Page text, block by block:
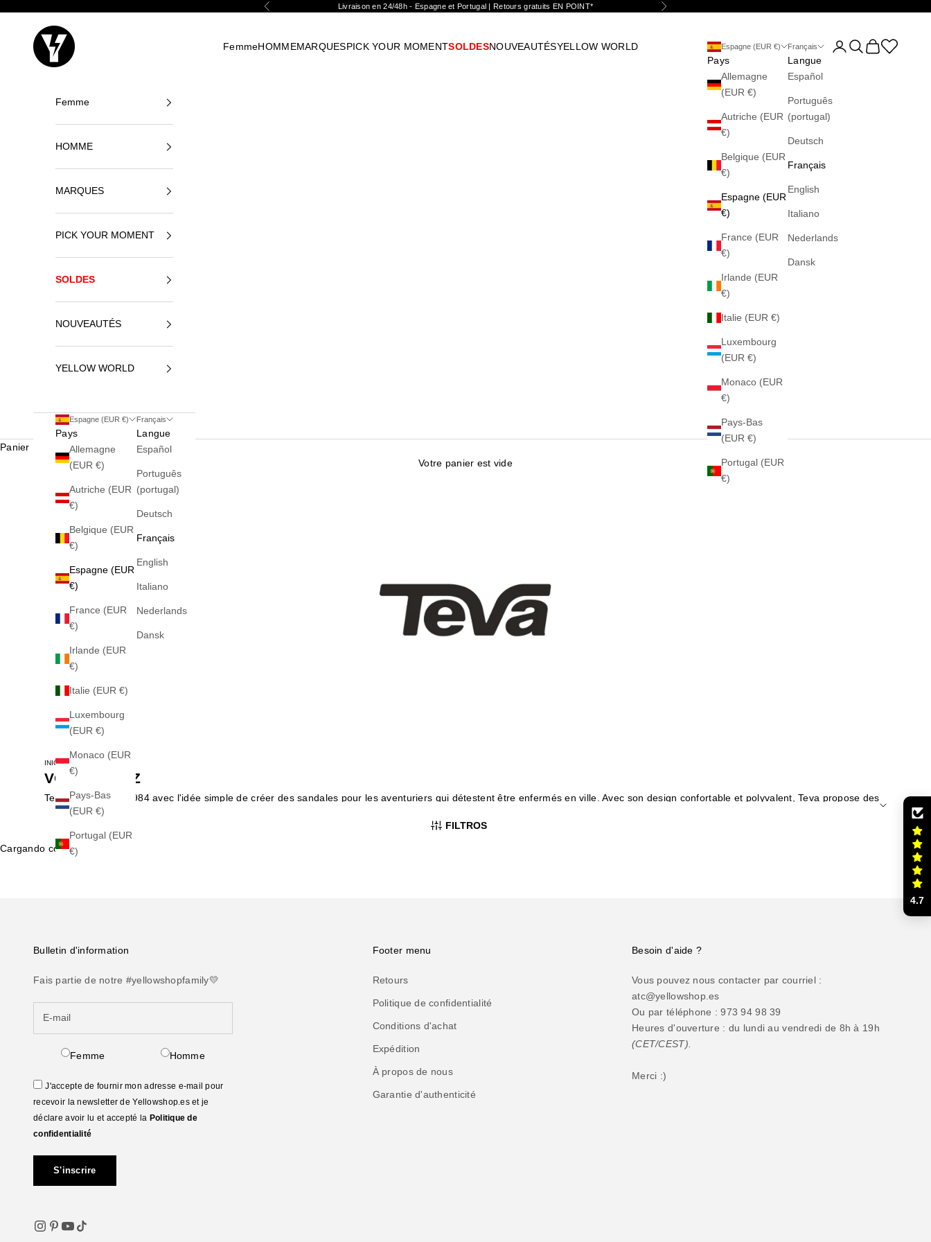
Précédent Livraison en 24/48h - Espagne et Portugal | Retours gratuits EN POINT* Suivant
Yellowshop
FemmeHOMMEMARQUESPICK YOUR MOMENTSOLDESNOUVEAUTÉSYELLOW WORLD Espagne (EUR €)
Pays
Allemagne
(EUR €)
Autriche (EUR
€)
Belgique (EUR
€)
Espagne (EUR
€)
France (EUR
€)
Irlande (EUR
€)
Italie (EUR €)
Luxembourg
(EUR €)
Monaco (EUR
€)
Pays-Bas
(EUR €)
Portugal (EUR
€)
Français
Langue
Español
Português
(portugal)
Deutsch
Français
English
Italiano
Nederlands
Dansk
Ouvrir le compte
Ouvrir la
Voir le panier
Abrir la
Femme
HOMME
MARQUES
PICK YOUR MOMENT
SOLDES
NOUVEAUTÉS
YELLOW WORLD
Espagne (EUR €)
Pays
Allemagne
(EUR €)
Autriche (EUR
€)
Belgique (EUR
€)
Espagne (EUR
€)
France (EUR
€)
Irlande (EUR
€)
Italie (EUR €)
Luxembourg
(EUR €)
Monaco (EUR
€)
Pays-Bas
(EUR €)
Portugal (EUR
€)
Français
Langue
Español
Português
(portugal)
Deutsch
Français
English
Italiano
Nederlands
Dansk
Panier
Votre panier est vide
INICIO
VOUS AUREZ
Teva a débuté en 1984 avec l'idée simple de créer des sandales pour les aventuriers qui détestent être enfermés en ville. Avec son design confortable et polyvalent, Teva propose des
sandales robustes ainsi que des chaussures légères, parfaites pour explorer la nature ou la jungle urbaine. Chez Yellowshop, Teva est votre passeport pour le confort et le style sans
effort. Préparez-vous à marcher en toute liberté avec une touche de fraîcheur à chaque pas !
FILTROS
Cargando contenido...
Bulletin d'information
Fais partie de notre #yellowshopfamily💛
Femme Homme
J'accepte de fournir mon adresse e-mail pour
recevoir la newsletter de Yellowshop.es et je
déclare avoir lu et accepté la Politique de
confidentialité
S'inscrire
Footer menu
Retours
Politique de confidentialité
Conditions d'achat
Expédition
À propos de nous
Garantie d'authenticité
Besoin d'aide ?
Vous pouvez nous contacter par courriel :
atc@yellowshop.es
Ou par téléphone : 973 94 98 39
Heures d'ouverture : du lundi au vendredi de 8h à 19h
(CET/CEST).
Merci :)
4.7